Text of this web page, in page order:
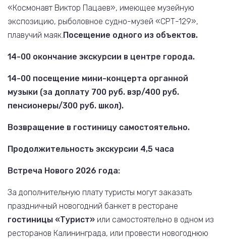
«Космонавт Виктор Пацаев», имеющее музейную
экспозицию, рыболовное судно-музей «СРТ-129»,
плавучий маяк. Посещение одного из объектов.
14-00 окончание экскурсии в центре города.
14-00 посещение мини-концерта органной
музыки (за доплату 700 руб. взр/400 руб.
пенсионеры/300 руб. школ).
Возвращение в гостиницу самостоятельно.
Продолжительность экскурсии 4,5 часа
Встреча Нового 2026 года:
За дополнительную плату туристы могут заказать
праздничный новогодний банкет в ресторане
гостиницы «Турист» или самостоятельно в одном из
ресторанов Калининграда, или провести новогоднюю